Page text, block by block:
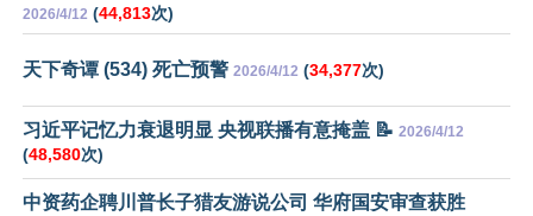
2026/4/12 (44,813次)
天下奇谭 (534) 死亡预警 2026/4/12 (34,377次)
习近平记忆力衰退明显 央视联播有意掩盖 📝 2026/4/12
(48,580次)
中资药企聘川普长子猎友游说公司 华府国安审查获胜